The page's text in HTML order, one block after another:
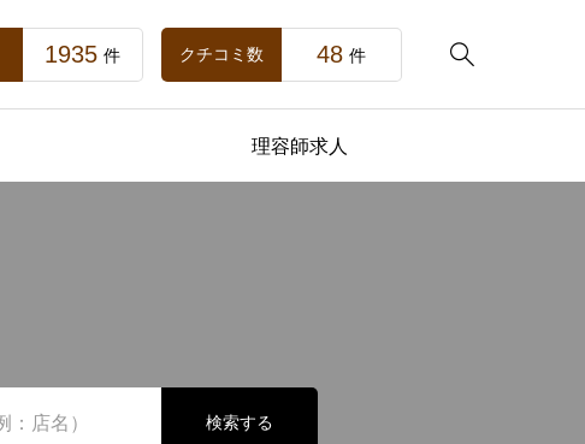

1935 件 クチコミ数 48 件
理容師求人
検索する